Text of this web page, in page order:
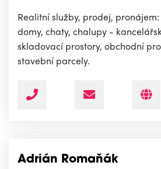
Realitní služby, prodej,
domy, chaty, chalupy -
skladovací prostory, obchodní
stavební parcely.
Adrián Romaňák